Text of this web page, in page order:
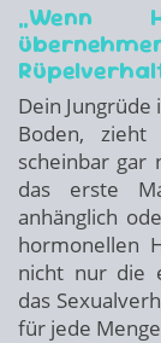
„Wenn
Dein
Boden,
scheinbar gar
das erste
anhänglich
hormonellen
nicht nur die
das
für jede